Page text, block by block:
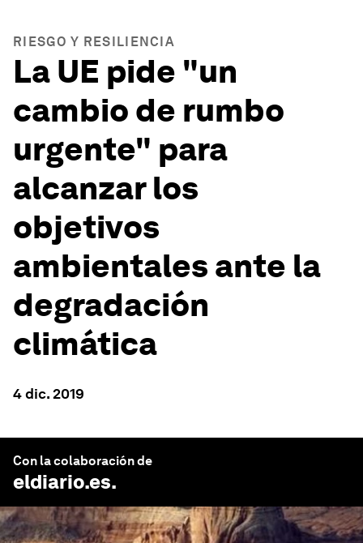
RIESGO Y RESILIENCIA
La UE pide "un
cambio de rumbo
urgente" para
alcanzar los
objetivos
ambientales ante la
degradación
climática
4 dic. 2019
Con la colaboración de
eldiario.es.